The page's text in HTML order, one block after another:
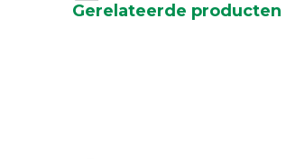
Gerelateerde producten